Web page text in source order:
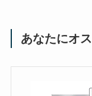
あなたにオ